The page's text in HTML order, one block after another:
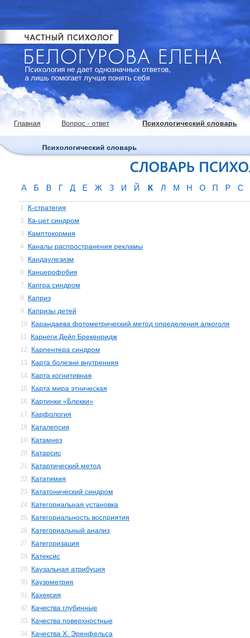
Психология не дает однозначных ответов,
а лишь помогает лучше понять себя
Главная Вопрос - ответ Психологический словарь
Психологический словарь
А Б В Г Д Е Ж З И Й К Л М Н О П Р С
1. К-стратегия
2. Ка-цет синдром
3. Камптокормия
4. Каналы распространения рекламы
5. Кандаулезизм
6. Канцерофобия
7. Капгра синдром
8. Каприз
9. Капризы детей
10. Карандаева фотометрический метод определения алкоголя
11. Карнеги Дейл Брекенридж
12. Карпентера синдром
13. Карта болезни внутренняя
14. Карта когнитивная
15. Карта мира этническая
16. Картинки «Блекки»
17. Карфология
18. Каталепсия
19. Катамнез
20. Катарсис
21. Катартический метод
22. Кататимия
23. Кататонический синдром
24. Категориальная установка
25. Категориальность восприятия
26. Категориальный анализ
27. Категоризация
28. Катексис
29. Каузальная атрибуция
30. Каузометрия
31. Кахексия
32. Качества глубинные
33. Качества поверхностные
34. Качества Х. Эренфельса